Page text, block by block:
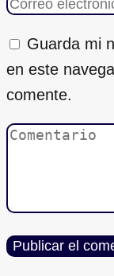
Guarda mi
en este
comente.